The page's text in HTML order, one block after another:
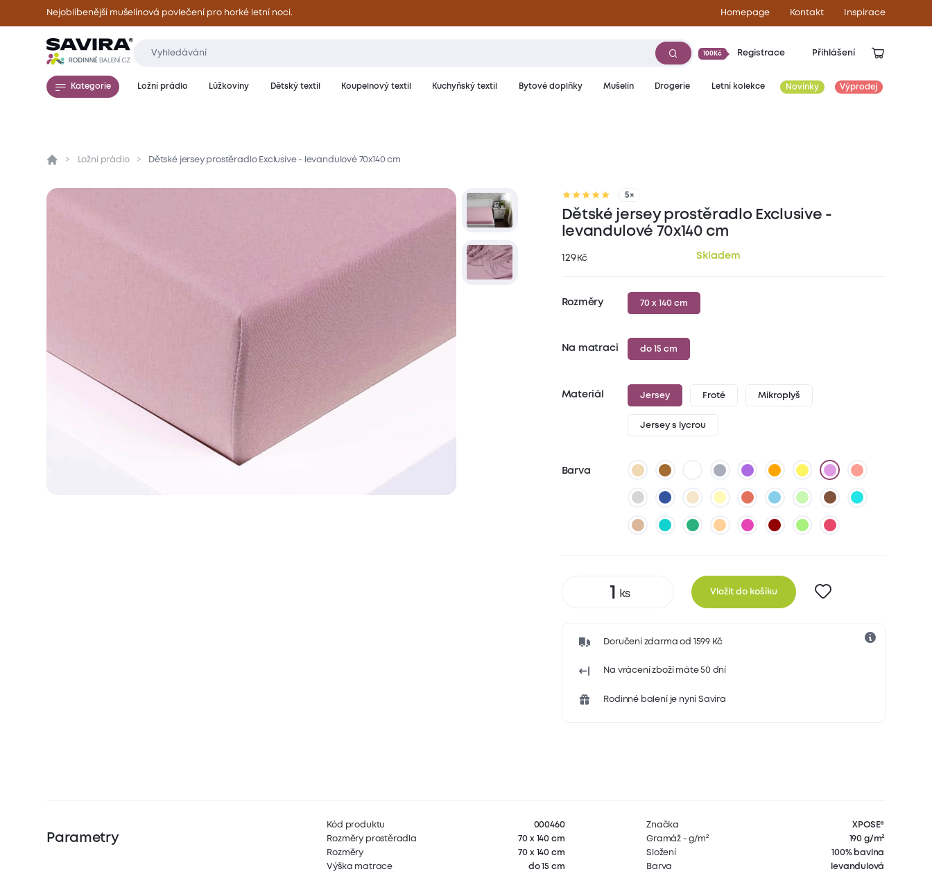
Nejoblíbenější mušelínová povlečení pro horké letní noci. Homepage Kontakt Inspirace
100Kč Registrace Přihlášení
Kategorie Ložní prádlo Lůžkoviny Dětský textil Koupelnový textil Kuchyňský textil Bytové doplňky Mušelín Drogerie Letní kolekce Novinky Výprodej
Přehled Parametry Popis produktu Materiál a péče Hodnocení
Ložní prádlo Dětské jersey prostěradlo Exclusive - levandulové 70x140 cm
5×
Dětské jersey prostěradlo Exclusive -
levandulové 70x140 cm
129 Kč Skladem
Rozměry 70 x 140 cm
Na matraci do 15 cm
Materiál Jersey Froté Mikroplyš
Jersey s lycrou
Barva
Vložit do košíku
Doručení zdarma od 1599 Kč
Na vrácení zboží máte 50 dní
Rodinné balení je nyní Savira
Parametry
Kód produktu
000460
Rozměry prostěradla
70 x 140 cm
Rozměry
70 x 140 cm
Výška matrace
do 15 cm
Značka
XPOSE®
Gramáž - g/m²
190 g/m²
Složení
100% bavlna
Barva
levandulová